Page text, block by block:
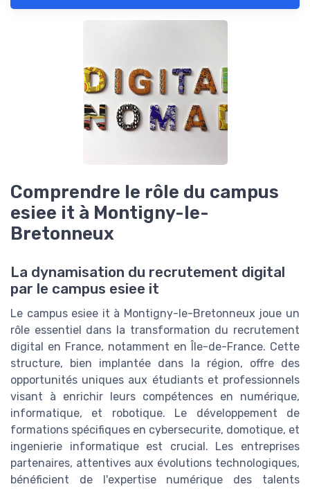
Comprendre le rôle du campus
esiee it à Montigny-le-
Bretonneux
La dynamisation du recrutement digital
par le campus esiee it
Le campus esiee it à Montigny-le-Bretonneux joue un
rôle essentiel dans la transformation du recrutement
digital en France, notamment en Île-de-France. Cette
structure, bien implantée dans la région, offre des
opportunités uniques aux étudiants et professionnels
visant à enrichir leurs compétences en numérique,
informatique, et robotique. Le développement de
formations spécifiques en cybersecurite, domotique, et
ingenierie informatique est crucial. Les entreprises
partenaires, attentives aux évolutions technologiques,
bénéficient de l'expertise numérique des talents